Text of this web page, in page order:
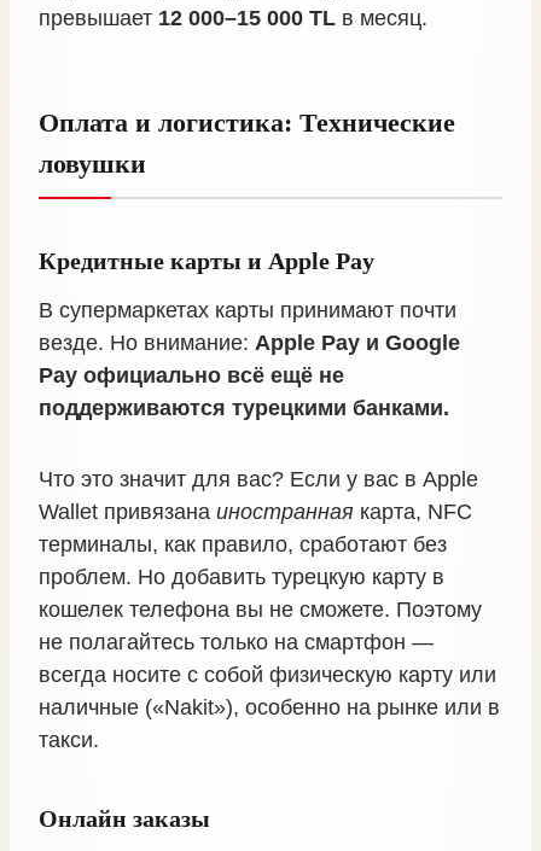
превышает 12 000–15 000 TL в месяц.
Оплата и логистика: Технические
ловушки
Кредитные карты и Apple Pay
В супермаркетах карты принимают почти
везде. Но внимание: Apple Pay и Google
Pay официально всё ещё не
поддерживаются турецкими банками.
Что это значит для вас? Если у вас в Apple
Wallet привязана иностранная карта, NFC
терминалы, как правило, сработают без
проблем. Но добавить турецкую карту в
кошелек телефона вы не сможете. Поэтому
не полагайтесь только на смартфон —
всегда носите с собой физическую карту или
наличные («Nakit»), особенно на рынке или в
такси.
Онлайн заказы